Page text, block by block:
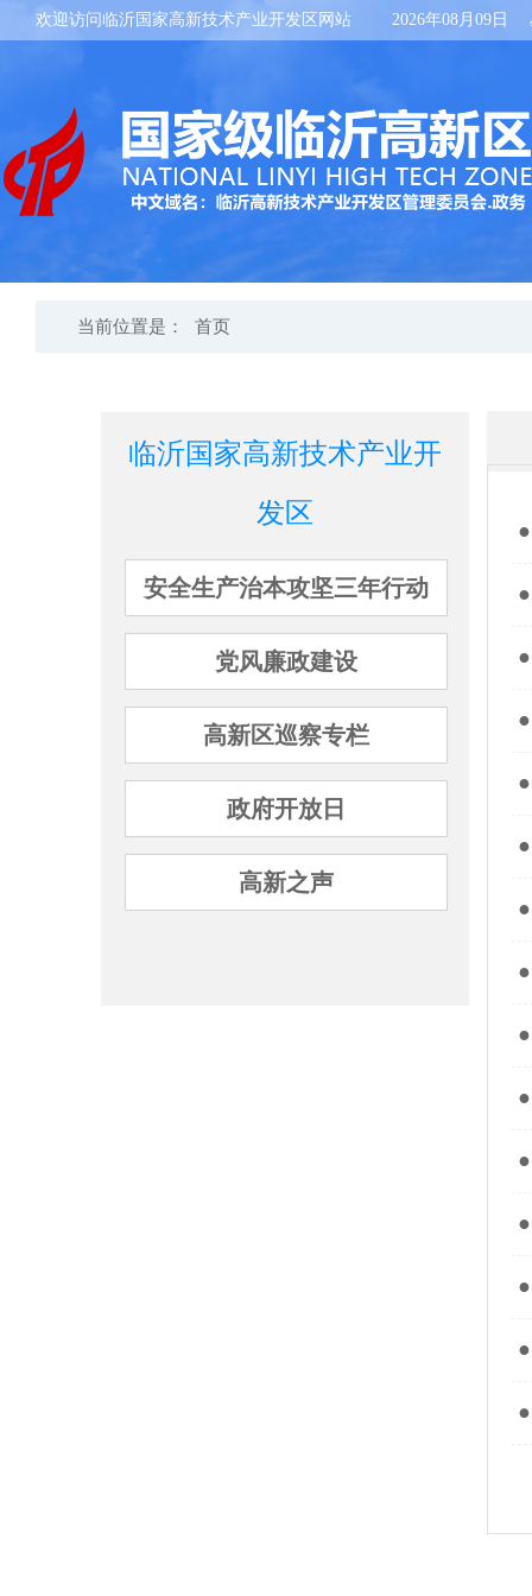
欢迎访问临沂国家高新技术产业开发区网站 2026年08月09日
当前位置是： 首页
临沂国家高新技术产业开
发区
安全生产治本攻坚三年行动
党风廉政建设
高新区巡察专栏
政府开放日
高新之声